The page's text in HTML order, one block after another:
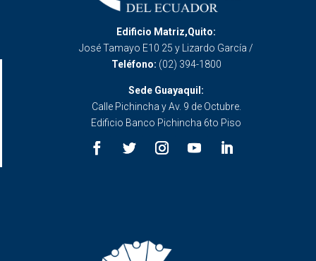
Edificio Matriz,Quito:
José Tamayo E10 25 y Lizardo García /
Teléfono: (02) 394-1800
Sede Guayaquil:
Calle Pichincha y Av. 9 de Octubre.
Edificio Banco Pichincha 6to Piso